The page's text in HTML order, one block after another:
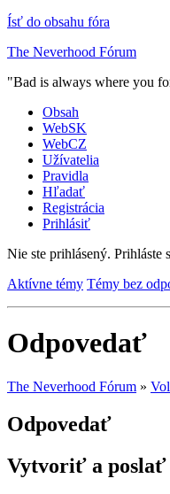
Ísť do obsahu fóra
The Neverhood Fórum
"Bad is always where you
Obsah
WebSK
WebCZ
Užívatelia
Pravidla
Hľadať
Registrácia
Prihlásiť
Nie ste prihlásený. Prihláste
Aktívne témy Témy bez
Odpovedať
The Neverhood Fórum »
Odpovedať
Vytvoriť a poslať